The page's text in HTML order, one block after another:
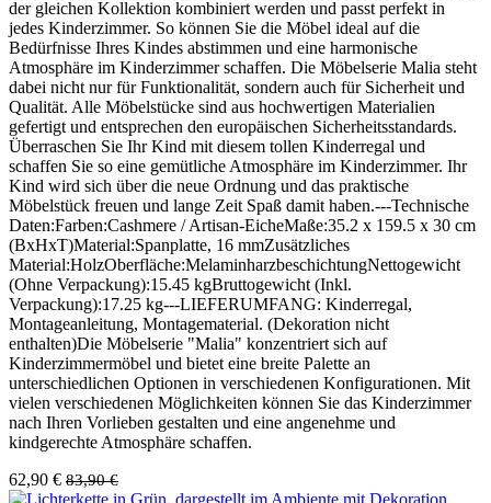
der gleichen Kollektion kombiniert werden und passt perfekt in
jedes Kinderzimmer. So können Sie die Möbel ideal auf die
Bedürfnisse Ihres Kindes abstimmen und eine harmonische
Atmosphäre im Kinderzimmer schaffen. Die Möbelserie Malia steht
dabei nicht nur für Funktionalität, sondern auch für Sicherheit und
Qualität. Alle Möbelstücke sind aus hochwertigen Materialien
gefertigt und entsprechen den europäischen Sicherheitsstandards.
Überraschen Sie Ihr Kind mit diesem tollen Kinderregal und
schaffen Sie so eine gemütliche Atmosphäre im Kinderzimmer. Ihr
Kind wird sich über die neue Ordnung und das praktische
Möbelstück freuen und lange Zeit Spaß damit haben.---Technische
Daten:Farben:Cashmere / Artisan-EicheMaße:35.2 x 159.5 x 30 cm
(BxHxT)Material:Spanplatte, 16 mmZusätzliches
Material:HolzOberfläche:MelaminharzbeschichtungNettogewicht
(Ohne Verpackung):15.45 kgBruttogewicht (Inkl.
Verpackung):17.25 kg---LIEFERUMFANG: Kinderregal,
Montageanleitung, Montagematerial. (Dekoration nicht
enthalten)Die Möbelserie "Malia" konzentriert sich auf
Kinderzimmermöbel und bietet eine breite Palette an
unterschiedlichen Optionen in verschiedenen Konfigurationen. Mit
vielen verschiedenen Möglichkeiten können Sie das Kinderzimmer
nach Ihren Vorlieben gestalten und eine angenehme und
kindgerechte Atmosphäre schaffen.
62,90 € 83,90 €